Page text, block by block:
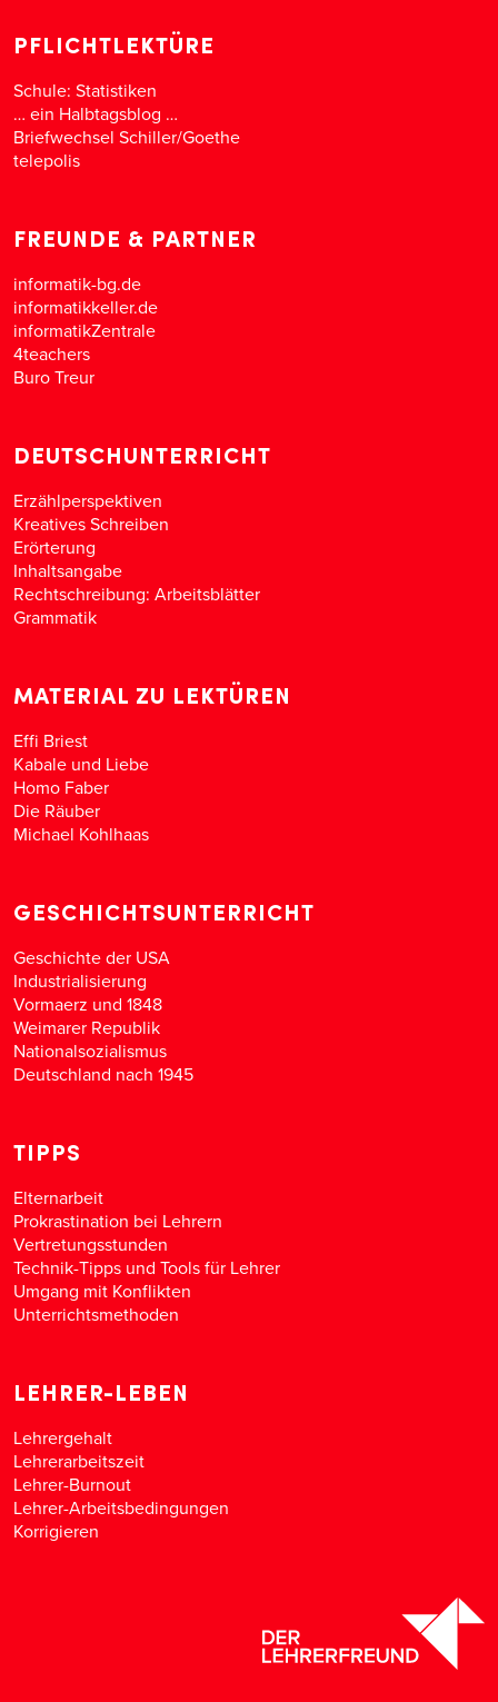
PFLICHTLEKTÜRE
Schule: Statistiken
… ein Halbtagsblog …
Briefwechsel Schiller/Goethe
telepolis
FREUNDE & PARTNER
informatik-bg.de
informatikkeller.de
informatikZentrale
4teachers
Buro Treur
DEUTSCHUNTERRICHT
Erzählperspektiven
Kreatives Schreiben
Erörterung
Inhaltsangabe
Rechtschreibung: Arbeitsblätter
Grammatik
MATERIAL ZU LEKTÜREN
Effi Briest
Kabale und Liebe
Homo Faber
Die Räuber
Michael Kohlhaas
GESCHICHTSUNTERRICHT
Geschichte der USA
Industrialisierung
Vormaerz und 1848
Weimarer Republik
Nationalsozialismus
Deutschland nach 1945
TIPPS
Elternarbeit
Prokrastination bei Lehrern
Vertretungsstunden
Technik-Tipps und Tools für Lehrer
Umgang mit Konflikten
Unterrichtsmethoden
LEHRER-LEBEN
Lehrergehalt
Lehrerarbeitszeit
Lehrer-Burnout
Lehrer-Arbeitsbedingungen
Korrigieren